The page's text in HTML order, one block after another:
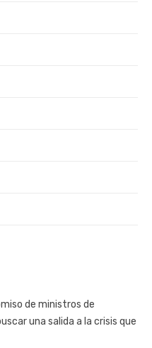
de ministros de
una salida a la crisis que